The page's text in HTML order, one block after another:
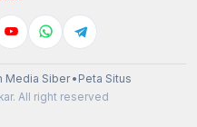
Media Siber• Peta Situs
All right reserved